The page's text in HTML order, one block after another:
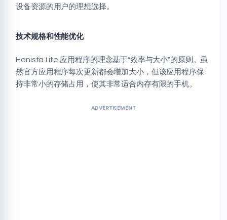
设备资源的用户的理想选择。
技术规格和性能优化
Honista Lite 应用程序的理念基于“效率与大小”的原则。虽
然官方应用程序每次更新都会增加大小，但该应用程序保
持非常小的存储占用，使其非常适合内存有限的手机。
ADVERTISEMENT